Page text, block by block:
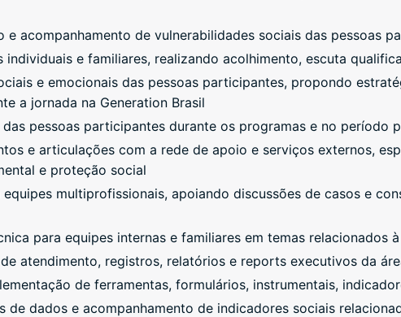
e acompanhamento de vulnerabilidades sociais das pessoas
individuais e familiares, realizando acolhimento, escuta
e emocionais das pessoas participantes, propondo
a jornada na Generation Brasil
pessoas participantes durante os programas e no período
e articulações com a rede de apoio e serviços externos,
e proteção social
multiprofissionais, apoiando discussões de casos e
para equipes internas e familiares em temas relacionados
atendimento, registros, relatórios e reports executivos da
de ferramentas, formulários, instrumentais,
de dados e acompanhamento de indicadores sociais